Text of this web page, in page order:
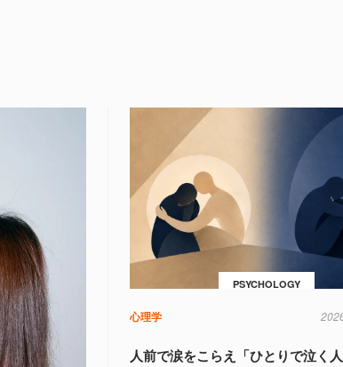
PSYCHOLOGY
心理学
人前で涙をこらえ「ひとりで泣く